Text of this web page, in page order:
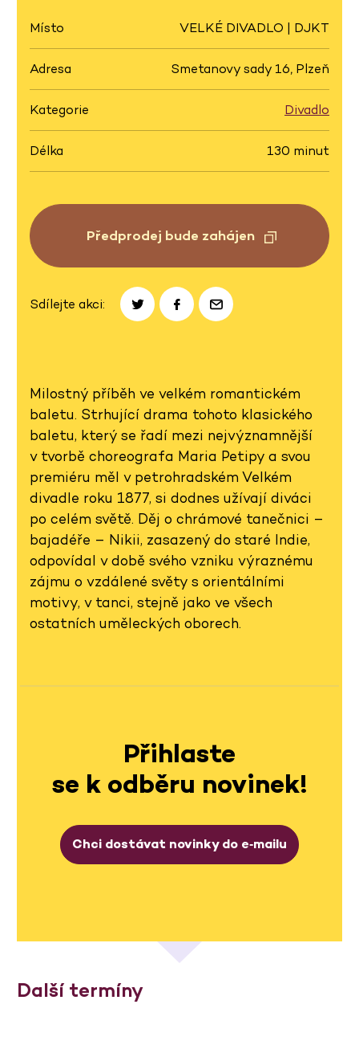
Místo VELKÉ DIVADLO | DJKT
Adresa Smetanovy sady 16, Plzeň
Kategorie Divadlo
Délka 130 minut
Předprodej bude zahájen
Sdílejte akci:
Milostný příběh ve velkém romantickém
baletu. Strhující drama tohoto klasického
baletu, který se řadí mezi nejvýznamnější
v tvorbě choreografa Maria Petipy a svou
premiéru měl v petrohradském Velkém
divadle roku 1877, si dodnes užívají diváci
po celém světě. Děj o chrámové tanečnici –
bajadéře – Nikii, zasazený do staré Indie,
odpovídal v době svého vzniku výraznému
zájmu o vzdálené světy s orientálními
motivy, v tanci, stejně jako ve všech
ostatních uměleckých oborech.
Přihlaste
se k odběru novinek!
Chci dostávat novinky do e‑mailu
Další termíny